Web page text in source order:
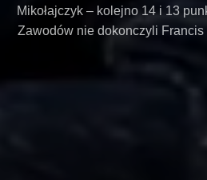
Mikołajczyk – kolejno 14 i 13
Zawodów nie dokonczyli